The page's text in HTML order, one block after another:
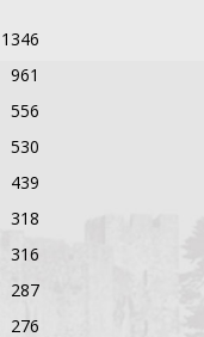
1346
961
556
530
439
318
316
287
276